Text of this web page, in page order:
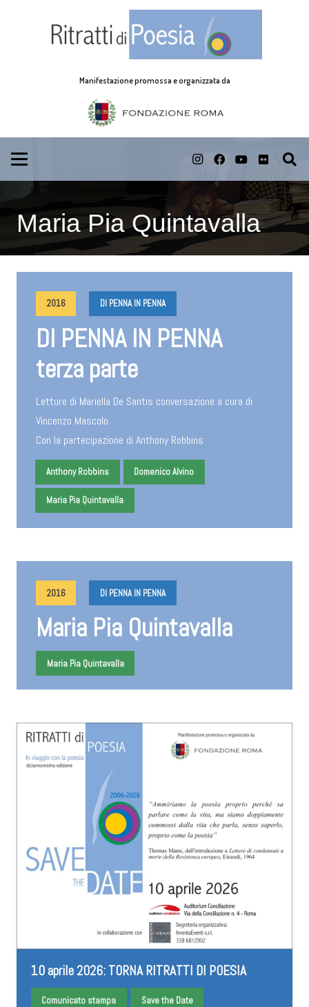
Manifestazione promossa e organizzata da
Maria Pia Quintavalla
2016 DI PENNA IN PENNA
DI PENNA IN PENNA
terza parte
Letture di Mariella De Santis conversazione a cura di
Vincenzo Mascolo.
Con la partecipazione di Anthony Robbins
Anthony Robbins Domenico Alvino
Maria Pia Quintavalla
2016 DI PENNA IN PENNA
Maria Pia Quintavalla
Maria Pia Quintavalla
10 aprile 2026: TORNA RITRATTI DI POESIA
Comunicato stampa Save the Date